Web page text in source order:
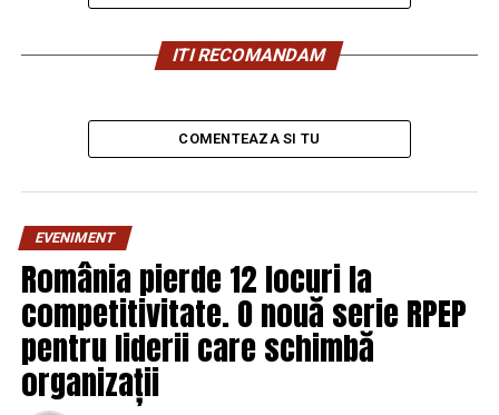
rummy, disputat la Clubul din Tomis 3. Cei 16
participanti au fost repartizati la 4 mese de concurs,
Castigatoarea competitiei a fost Colgiu Petra
, pe
podiumul de premiere mai urcand si Scarlat Gheorghe,
ITI RECOMANDAM
COMENTEAZA SI TU
EVENIMENT
România pierde 12 locuri la
competitivitate. O nouă serie RPEP
pentru liderii care schimbă
organizații